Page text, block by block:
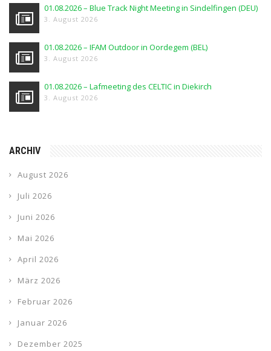
01.08.2026 – Blue Track Night Meeting in Sindelfingen (DEU)
3. August 2026
01.08.2026 – IFAM Outdoor in Oordegem (BEL)
3. August 2026
01.08.2026 – Lafmeeting des CELTIC in Diekirch
3. August 2026
ARCHIV
August 2026
Juli 2026
Juni 2026
Mai 2026
April 2026
März 2026
Februar 2026
Januar 2026
Dezember 2025